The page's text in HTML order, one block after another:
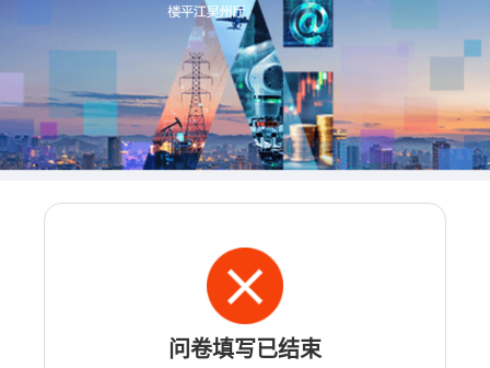
问卷填写已结束